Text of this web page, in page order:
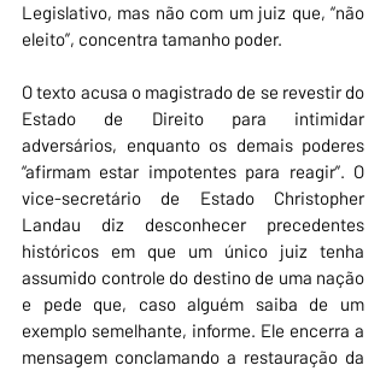
Legislativo, mas não com um juiz que, “não
eleito”, concentra tamanho poder.
O texto acusa o magistrado de se revestir do
Estado de Direito para intimidar
adversários, enquanto os demais poderes
“afirmam estar impotentes para reagir”. O
vice-secretário de Estado Christopher
Landau diz desconhecer precedentes
históricos em que um único juiz tenha
assumido controle do destino de uma nação
e pede que, caso alguém saiba de um
exemplo semelhante, informe. Ele encerra a
mensagem conclamando a restauração da